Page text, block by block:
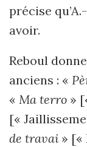
précise
avoir.
Reboul
anciens : «
« Ma terro »
[«
de travai » [«